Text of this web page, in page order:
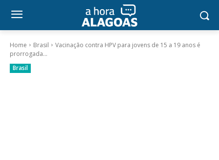
Home Brasil
Vacinação contra HPV para jovens de 15 a 19 anos é
prorrogada...
Brasil